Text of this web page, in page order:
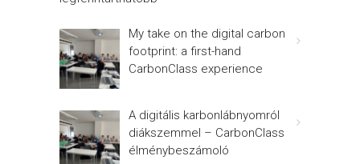
My take on the digital carbon
footprint: a first-hand
CarbonClass experience
A digitális karbonlábnyomról
diákszemmel – CarbonClass
élménybeszámoló